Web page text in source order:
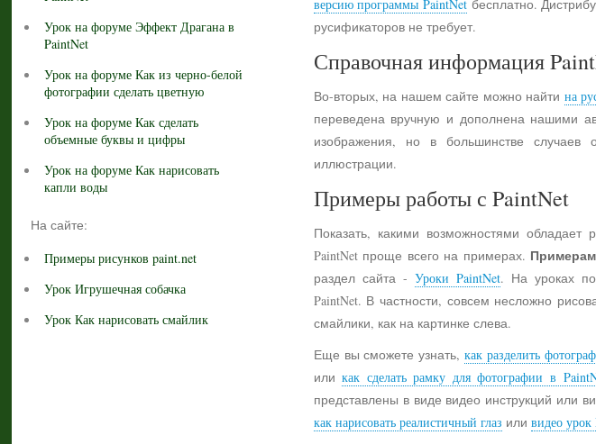
Урок на форуме Эффект Драгана в
PaintNet
Урок на форуме Как из черно-белой
фотографии сделать цветную
Урок на форуме Как сделать
объемные буквы и цифры
Урок на форуме Как нарисовать
капли воды
На сайте:
Примеры рисунков paint.net
Урок Игрушечная собачка
Урок Как нарисовать смайлик
версию программы PaintNetбесплатно.
русификаторов не требует.
Справочная информация
Во-вторых, на нашем сайте можно найти на
переведена вручную и дополнена нашими
изображения, но в большинстве случаев
иллюстрации.
Примеры работы с PaintNet
Показать, какими возможностями обладает
PaintNet проще всего на примерах.
раздел сайта -Уроки PaintNet. На уроках
PaintNet. В частности, совсем несложно
смайлики, как на картинке слева.
Еще вы сможете узнать,как разделить
иликак сделать рамку для фотографии в
представлены в виде видео инструкций или
как нарисовать реалистичный глаз или видео урок